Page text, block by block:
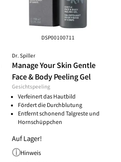
DSP00100711
Dr. Spiller
Manage Your Skin Gentle
Face & Body Peeling Gel
Gesichtspeeling
Verfeinert das Hautbild
Fördert die Durchblutung
Entfernt schonend Talgreste und
Hornschüppchen
Auf Lager!
Hinweis